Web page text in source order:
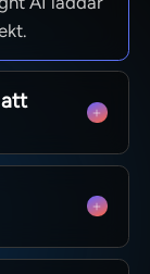
du
jämnast